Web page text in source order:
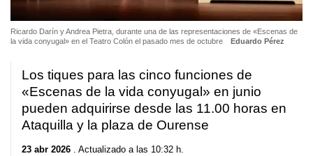
Ricardo Darín y Andrea Pietra, durante una de las representaciones de «Escenas de
la vida conyugal» en el Teatro Colón el pasado mes de octubre
Eduardo Pérez
Los tiques para las cinco funciones de
«Escenas de la vida conyugal» en junio
pueden adquirirse desde las 11.00 horas en
Ataquilla y la plaza de Ourense
23 abr 2026 . Actualizado a las 10:32 h.